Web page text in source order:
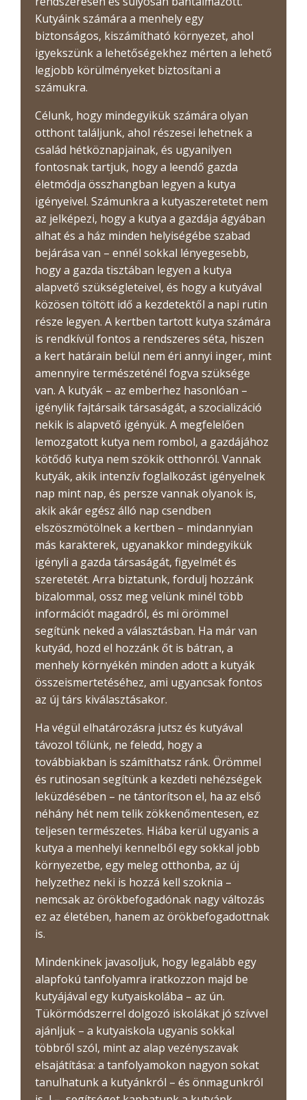
Kutyáink számára a menhely egy
biztonságos, kiszámítható környezet, ahol
igyekszünk a lehetőségekhez mérten a lehető
legjobb körülményeket biztosítani a
számukra.
Célunk, hogy mindegyikük számára olyan
otthont találjunk, ahol részesei lehetnek a
család hétköznapjainak, és ugyanilyen
fontosnak tartjuk, hogy a leendő gazda
életmódja összhangban legyen a kutya
igényeivel. Számunkra a kutyaszeretetet nem
az jelképezi, hogy a kutya a gazdája ágyában
alhat és a ház minden helyiségébe szabad
bejárása van – ennél sokkal lényegesebb,
hogy a gazda tisztában legyen a kutya
alapvető szükségleteivel, és hogy a kutyával
közösen töltött idő a kezdetektől a napi rutin
része legyen. A kertben tartott kutya számára
is rendkívül fontos a rendszeres séta, hiszen
a kert határain belül nem éri annyi inger, mint
amennyire természeténél fogva szüksége
van. A kutyák – az emberhez hasonlóan –
igénylik fajtársaik társaságát, a szocializáció
nekik is alapvető igényük. A megfelelően
lemozgatott kutya nem rombol, a gazdájához
kötődő kutya nem szökik otthonról. Vannak
kutyák, akik intenzív foglalkozást igényelnek
nap mint nap, és persze vannak olyanok is,
akik akár egész álló nap csendben
elszöszmötölnek a kertben – mindannyian
más karakterek, ugyanakkor mindegyikük
igényli a gazda társaságát, figyelmét és
szeretetét. Arra biztatunk, fordulj hozzánk
bizalommal, ossz meg velünk minél több
információt magadról, és mi örömmel
segítünk neked a választásban. Ha már van
kutyád, hozd el hozzánk őt is bátran, a
menhely környékén minden adott a kutyák
összeismertetéséhez, ami ugyancsak fontos
az új társ kiválasztásakor.
Ha végül elhatározásra jutsz és kutyával
távozol tőlünk, ne feledd, hogy a
továbbiakban is számíthatsz ránk. Örömmel
és rutinosan segítünk a kezdeti nehézségek
leküzdésében – ne tántorítson el, ha az első
néhány hét nem telik zökkenőmentesen, ez
teljesen természetes. Hiába kerül ugyanis a
kutya a menhelyi kennelből egy sokkal jobb
környezetbe, egy meleg otthonba, az új
helyzethez neki is hozzá kell szoknia –
nemcsak az örökbefogadónak nagy változás
ez az életében, hanem az örökbefogadottnak
is.
Mindenkinek javasoljuk, hogy legalább egy
alapfokú tanfolyamra iratkozzon majd be
kutyájával egy kutyaiskolába – az ún.
Tükörmódszerrel dolgozó iskolákat jó szívvel
ajánljuk – a kutyaiskola ugyanis sokkal
többről szól, mint az alap vezényszavak
elsajátítása: a tanfolyamokon nagyon sokat
tanulhatunk a kutyánkról – és önmagunkról